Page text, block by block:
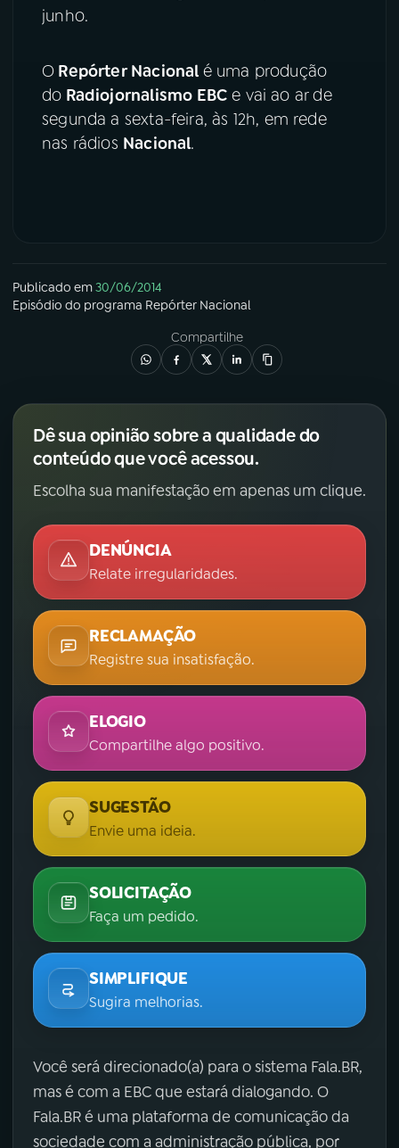
YouTube Facebook
Instagram X
junho.
O Repórter Nacional é uma produção
do Radiojornalismo EBC e vai ao ar de
segunda a sexta-feira, às 12h, em rede
nas rádios Nacional.
Publicado em30/06/2014
Episódio do programa Repórter Nacional
Compartilhe
Dê sua opinião sobre a qualidade do
conteúdo que você acessou.
Escolha sua manifestação em apenas um clique.
DENÚNCIA
Relate irregularidades.
RECLAMAÇÃO
Registre sua insatisfação.
ELOGIO
Compartilhe algo positivo.
SUGESTÃO
Envie uma ideia.
SOLICITAÇÃO
Faça um pedido.
SIMPLIFIQUE
Sugira melhorias.
Você será direcionado(a) para o sistema Fala.BR,
mas é com a EBC que estará dialogando. O
Fala.BR é uma plataforma de comunicação da
sociedade com a administração pública, por